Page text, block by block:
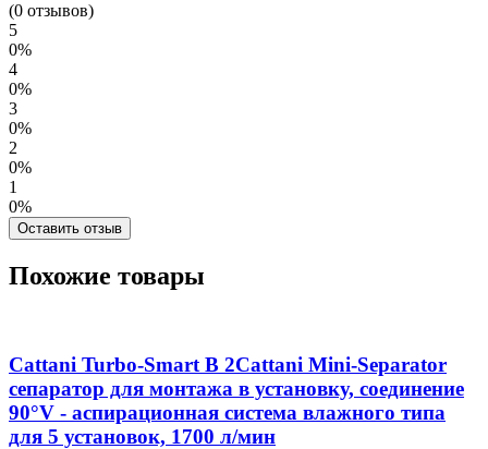
(0 отзывов)
5
0%
4
0%
3
0%
2
0%
1
0%
Оставить отзыв
Похожие товары
Cattani Turbo-Smart В 2Cattani Mini-Separator
сепаратор для монтажа в установку, соединение
90°V - аспирационная система влажного типа
для 5 установок, 1700 л/мин